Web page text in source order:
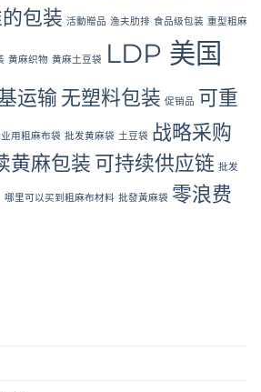
包装 活動贈品 渔夫肋排 食品级包装 重型粗麻
黄麻织物 黄麻土豆袋
LDP 美国
运输 无塑料包装 促销品 可重
用粗麻布袋 批发黄麻袋 土豆袋 战略采购
黄麻包装 可持续供应链 批发
哪里可以买到粗麻布材料 批發黃麻袋 零浪费